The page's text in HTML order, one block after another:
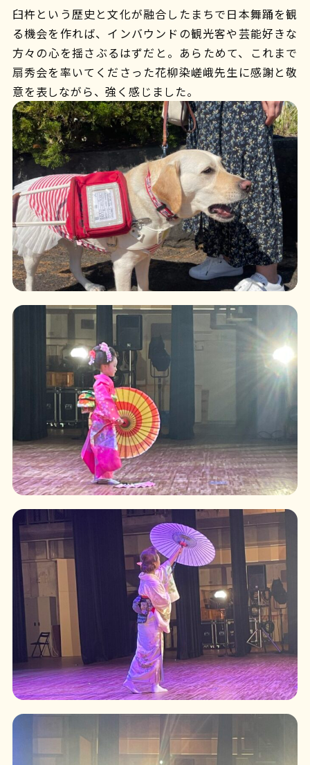
臼杵という歴史と文化が融合したまちで日本舞踊を観
る機会を作れば、インバウンドの観光客や芸能好きな
方々の心を揺さぶるはずだと。あらためて、これまで
扇秀会を率いてくださった花柳染嵯峨先生に感謝と敬
意を表しながら、強く感じました。